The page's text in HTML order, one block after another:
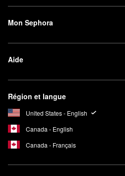
Mon Sephora
Aide
Région et langue
United States - English
Canada - English
Canada - Français